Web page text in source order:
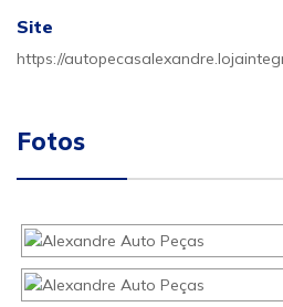
Site
https://
Fotos